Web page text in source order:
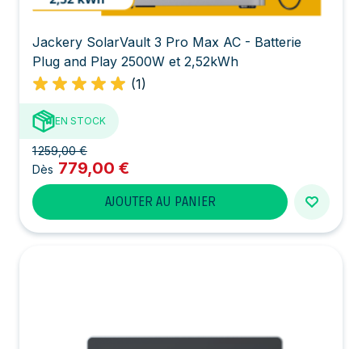
Jackery SolarVault 3 Pro Max AC - Batterie
Plug and Play 2500W et 2,52kWh
(1)
EN STOCK
1 259,00 €
Dès 779,00 €
AJOUTER AU PANIER